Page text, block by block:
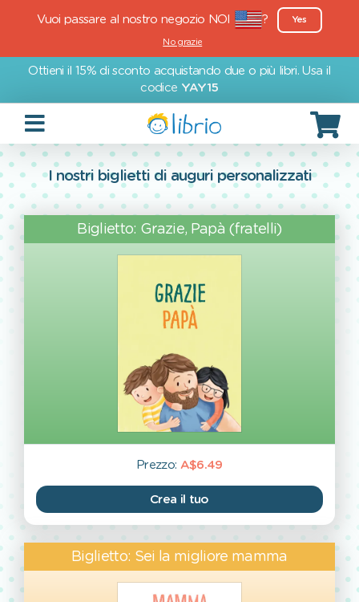
Vuoi passare al nostro negozio NOI ? Yes
No grazie
Ottieni il 15% di sconto acquistando due o più libri. Usa il
codice YAY15
I nostri biglietti di auguri personalizzati
Biglietto: Grazie, Papà (fratelli)
Prezzo: A$6.49
Crea il tuo
Biglietto: Sei la migliore mamma